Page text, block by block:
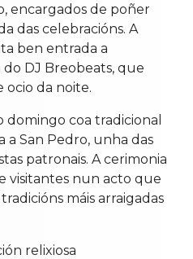
encargados de poñer
das celebracións. A
ben entrada a
DJ Breobeats, que
ocio da noite.
domingo coa tradicional
a San Pedro, unha das
patronais. A cerimonia
visitantes nun acto que
máis arraigadas
relixiosa